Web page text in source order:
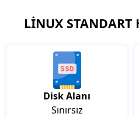
LINUX STANDART
Disk Alanı
Sınırsız